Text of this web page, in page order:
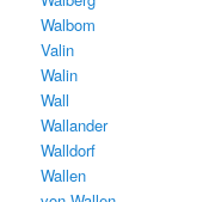
Walbom
Valin
Walin
Wall
Wallander
Walldorf
Wallen